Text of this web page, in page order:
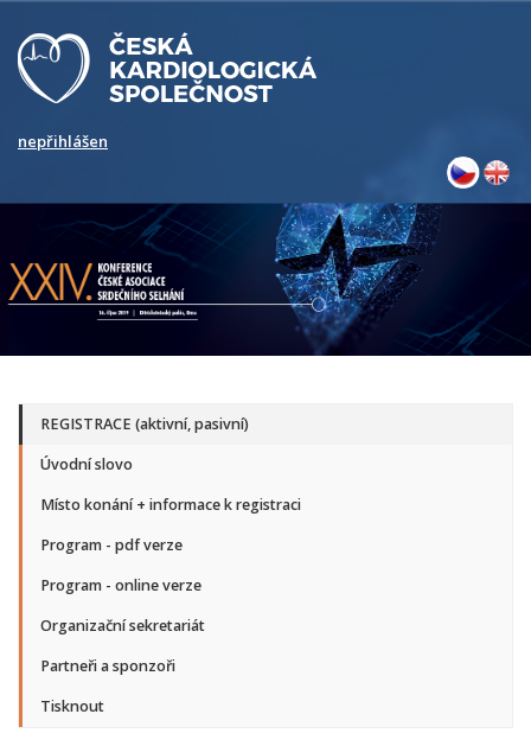
nepřihlášen
REGISTRACE (aktivní, pasivní)
Úvodní slovo
Místo konání + informace k registraci
Program - pdf verze
Program - online verze
Organizační sekretariát
Partneři a sponzoři
Tisknout